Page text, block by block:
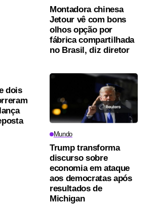
Montadora chinesa
Jetour vê com bons
olhos opção por
fábrica compartilhada
no Brasil, diz diretor
dois
Mundo
Trump transforma
discurso sobre
economia em ataque
aos democratas após
resultados de
Michigan